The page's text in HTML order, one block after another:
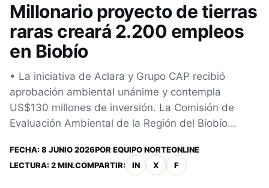
Millonario proyecto de tierras
raras creará 2.200 empleos
en Biobío
• La iniciativa de Aclara y Grupo CAP recibió
aprobación ambiental unánime y contempla
US$130 millones de inversión. La Comisión de
Evaluación Ambiental de la Región del Biobío...
FECHA: 8 JUNIO 2026POR EQUIPO NORTEONLINE
LECTURA: 2 MIN.COMPARTIR: IN X F